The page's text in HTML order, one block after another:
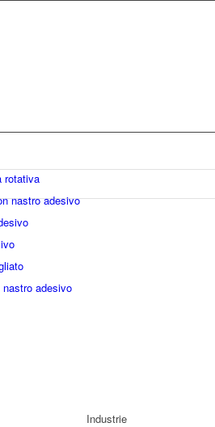
rotativa
nastro adesivo
adesivo
Industrie